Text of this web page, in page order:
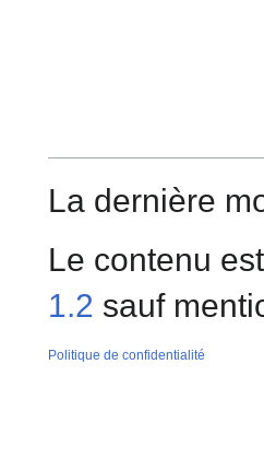
La dernière
Le contenu
1.2 sauf
Politique de confidentialité